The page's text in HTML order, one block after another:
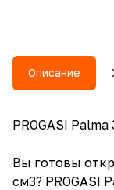
Описание
PROGASI Palma
Вы готовы
см3? PROGASI